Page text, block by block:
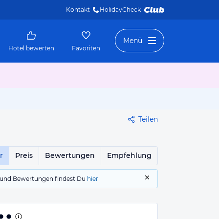
Kontakt HolidayCheck
Hotel bewerten Favoriten
Menü
Teilen
Preis Bewertungen Empfehlung
Bewertungen findest Du hier